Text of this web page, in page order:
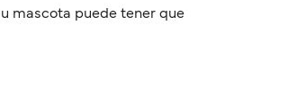
mascota puede tener que